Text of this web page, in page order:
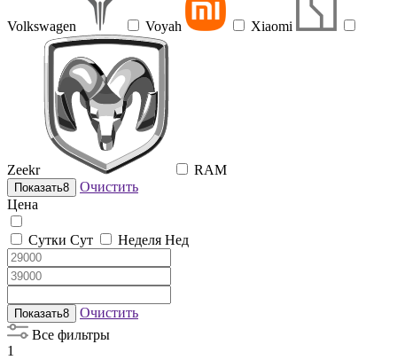
Volkswagen Voyah Xiaomi
Zeekr RAM
Показать8
Очистить
Цена
Сутки Сут Неделя Нед
Показать8
Очистить
Все фильтры
1